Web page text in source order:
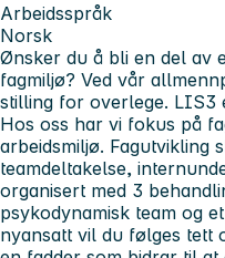
Arbeidsspråk
Norsk
Ønsker du å bli en del av
fagmiljø? Ved vår
stilling for overlege. LIS3
Hos oss har vi fokus på
arbeidsmiljø. Fagutvikling
teamdeltakelse,
organisert med 3
psykodynamisk team og
nyansatt vil du følges tett